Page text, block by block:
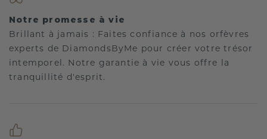
Notre promesse à vie
Brillant à jamais : Faites confiance à nos orfèvres
experts de DiamondsByMe pour créer votre trésor
intemporel. Notre garantie à vie vous offre la
tranquillité d'esprit.